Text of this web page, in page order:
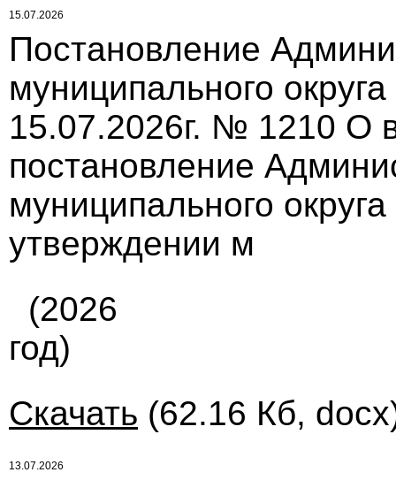
15.07.2026
Постановление
муниципального
15.07.2026г. № 1210 О
постановление
муниципального
утверждении м
(2026
год)
Скачать (62.16 Кб,
13.07.2026